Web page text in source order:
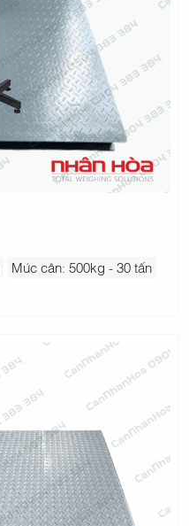
Mức cân: 500kg - 30 tấn